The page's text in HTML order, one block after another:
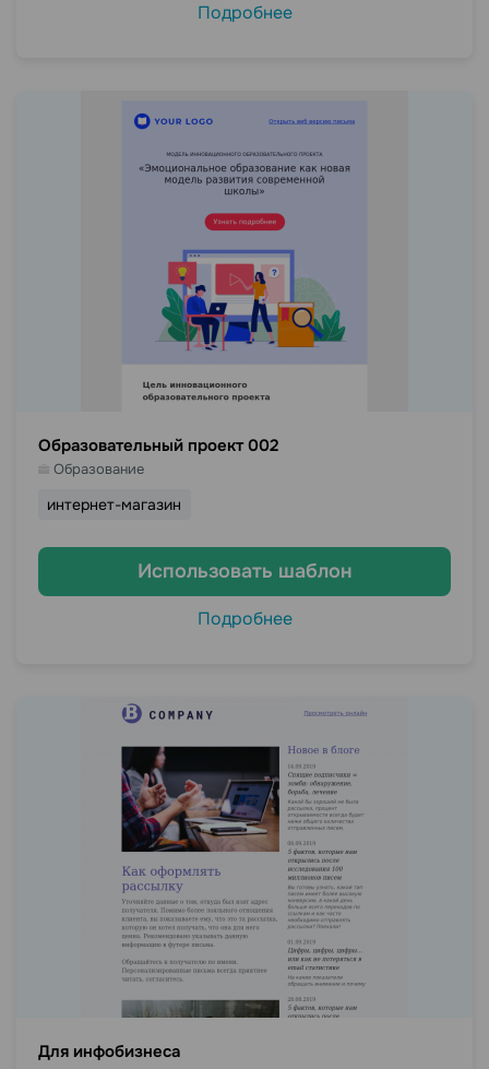
Подробнее
Образовательный проект 002
Образование
интернет-магазин
Использовать шаблон
Подробнее
Для инфобизнеса